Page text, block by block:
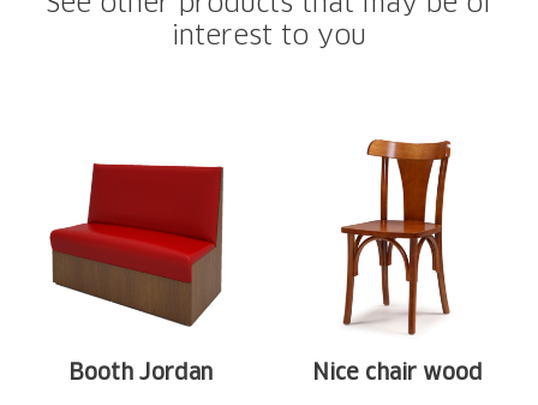
interest to you
Booth Jordan Nice chair wood